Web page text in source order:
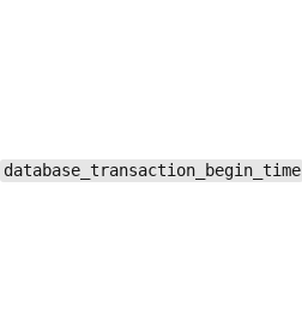
database_transaction_begin_time